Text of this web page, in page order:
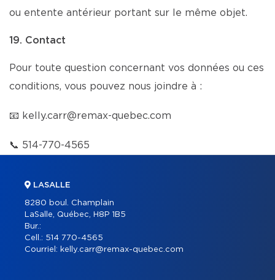
ou entente antérieur portant sur le même objet.
19. Contact
Pour toute question concernant vos données ou ces
conditions, vous pouvez nous joindre à :
📧 kelly.carr@remax-quebec.com
📞 514-770-4565
LASALLE
8280 boul. Champlain
LaSalle, Québec, H8P 1B5
Bur.:
Cell.: 514 770-4565
Courriel: kelly.carr@remax-quebec.com